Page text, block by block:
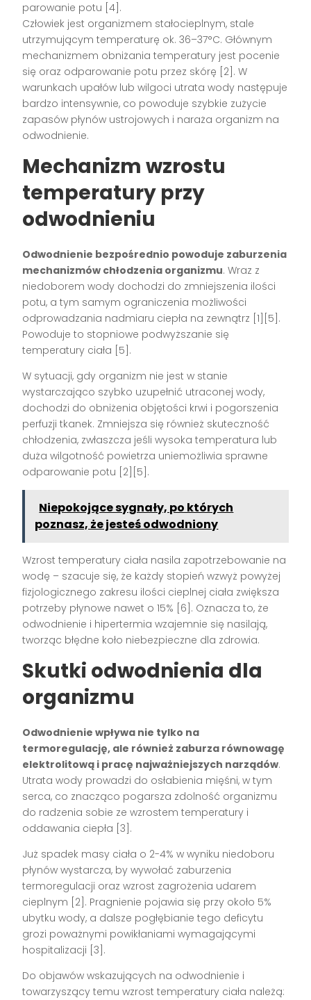
parowanie potu [4] .
Człowiek jest organizmem stałocieplnym, stale
utrzymującym temperaturę ok. 36–37°C. Głównym
mechanizmem obniżania temperatury jest pocenie
się oraz odparowanie potu przez skórę [2] . W
warunkach upałów lub wilgoci utrata wody następuje
bardzo intensywnie, co powoduje szybkie zużycie
zapasów płynów ustrojowych i naraża organizm na
odwodnienie.
Mechanizm wzrostu
temperatury przy
odwodnieniu
Odwodnienie bezpośrednio powoduje zaburzenia
mechanizmów chłodzenia organizmu. Wraz z
niedoborem wody dochodzi do zmniejszenia ilości
potu, a tym samym ograniczenia możliwości
odprowadzania nadmiaru ciepła na zewnątrz [1][5] .
Powoduje to stopniowe podwyższanie się
temperatury ciała [5] .
W sytuacji, gdy organizm nie jest w stanie
wystarczająco szybko uzupełnić utraconej wody,
dochodzi do obniżenia objętości krwi i pogorszenia
perfuzji tkanek. Zmniejsza się również skuteczność
chłodzenia, zwłaszcza jeśli wysoka temperatura lub
duża wilgotność powietrza uniemożliwia sprawne
odparowanie potu [2][5] .
Niepokojące sygnały, po których
poznasz, że jesteś odwodniony
Wzrost temperatury ciała nasila zapotrzebowanie na
wodę – szacuje się, że każdy stopień wzwyż powyżej
fizjologicznego zakresu ilości cieplnej ciała zwiększa
potrzeby płynowe nawet o 15% [6] . Oznacza to, że
odwodnienie i hipertermia wzajemnie się nasilają,
tworząc błędne koło niebezpieczne dla zdrowia.
Skutki odwodnienia dla
organizmu
Odwodnienie wpływa nie tylko na
termoregulację, ale również zaburza równowagę
elektrolitową i pracę najważniejszych narządów.
Utrata wody prowadzi do osłabienia mięśni, w tym
serca, co znacząco pogarsza zdolność organizmu
do radzenia sobie ze wzrostem temperatury i
oddawania ciepła [3] .
Już spadek masy ciała o 2-4% w wyniku niedoboru
płynów wystarcza, by wywołać zaburzenia
termoregulacji oraz wzrost zagrożenia udarem
cieplnym [2] . Pragnienie pojawia się przy około 5%
ubytku wody, a dalsze pogłębianie tego deficytu
grozi poważnymi powikłaniami wymagającymi
hospitalizacji [3] .
Do objawów wskazujących na odwodnienie i
towarzyszący temu wzrost temperatury ciała należą: